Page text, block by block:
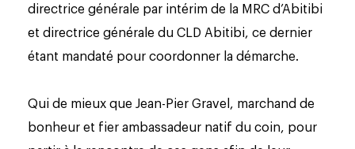
directrice générale par intérim de la MRC d’Abitibi
et directrice générale du CLD Abitibi, ce dernier
étant mandaté pour coordonner la démarche.
Qui de mieux que Jean-Pier Gravel, marchand de
bonheur et fier ambassadeur natif du coin, pour